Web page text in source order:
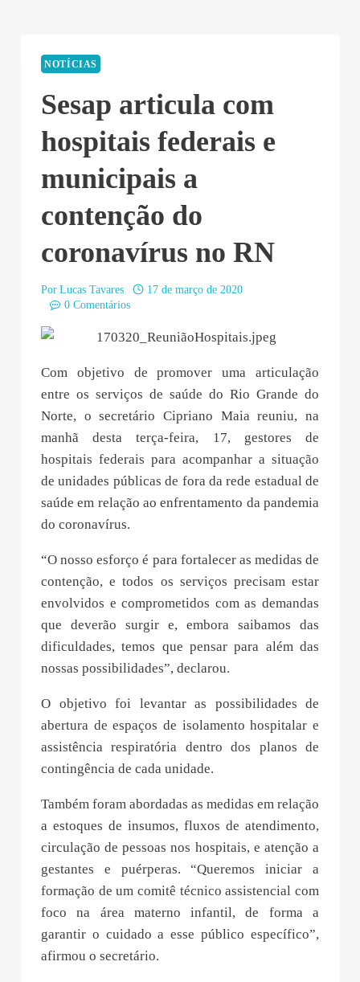
NOTÍCIAS
Sesap articula com
hospitais federais e
municipais a
contenção do
coronavírus no RN
Por Lucas Tavares
17 de março de 2020
0 Comentários
Com objetivo de promover uma articulação
entre os serviços de saúde do Rio Grande do
Norte, o secretário Cipriano Maia reuniu, na
manhã desta terça-feira, 17, gestores de
hospitais federais para acompanhar a situação
de unidades públicas de fora da rede estadual de
saúde em relação ao enfrentamento da pandemia
do coronavírus.
“O nosso esforço é para fortalecer as medidas de
contenção, e todos os serviços precisam estar
envolvidos e comprometidos com as demandas
que deverão surgir e, embora saibamos das
dificuldades, temos que pensar para além das
nossas possibilidades”, declarou.
O objetivo foi levantar as possibilidades de
abertura de espaços de isolamento hospitalar e
assistência respiratória dentro dos planos de
contingência de cada unidade.
Também foram abordadas as medidas em relação
a estoques de insumos, fluxos de atendimento,
circulação de pessoas nos hospitais, e atenção a
gestantes e puérperas. “Queremos iniciar a
formação de um comitê técnico assistencial com
foco na área materno infantil, de forma a
garantir o cuidado a esse público específico”,
afirmou o secretário.